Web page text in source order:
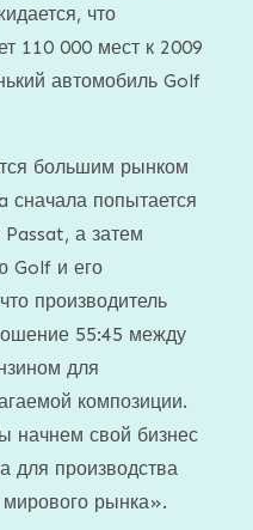
что
110 000 мест к 2009
автомобиль Golf
большим рынком
попытается
Passat, а затем
Golf и его
производитель
55:45 между
для
композиции.
начнем свой бизнес
для производства
рынка».